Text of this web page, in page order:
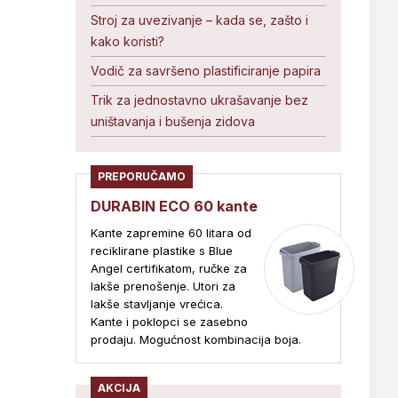
Stroj za uvezivanje – kada se, zašto i
kako koristi?
Vodič za savršeno plastificiranje papira
Trik za jednostavno ukrašavanje bez
uništavanja i bušenja zidova
PREPORUČAMO
DURABIN ECO 60 kante
Kante zapremine 60 litara od
reciklirane plastike s Blue
Angel certifikatom, ručke za
lakše prenošenje. Utori za
lakše stavljanje vrećica.
Kante i poklopci se zasebno
prodaju. Mogućnost kombinacija boja.
AKCIJA